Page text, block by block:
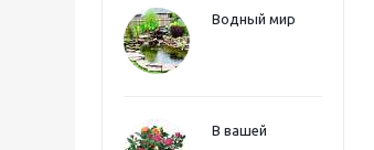
Водный мир
В вашей